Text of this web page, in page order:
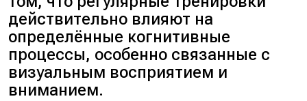
действительно влияют на
определённые когнитивные
процессы, особенно связанные с
визуальным восприятием и
вниманием.